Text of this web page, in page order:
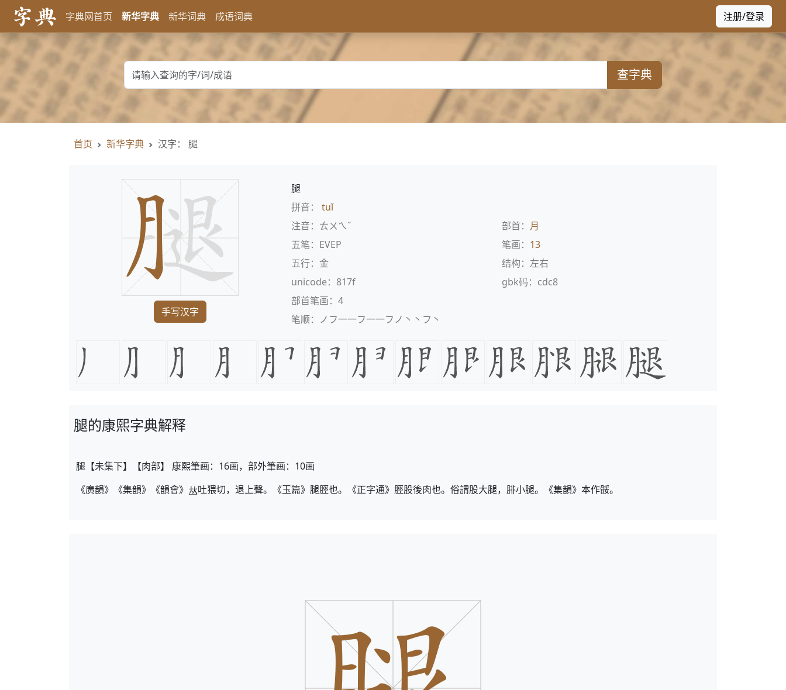
字典网首页 新华字典 新华词典 成语词典 注册/登录
查字典
首页 新华字典 汉字： 腿
手写汉字
腿
拼音： tuǐ
注音：ㄊㄨㄟˇ
部首： 月
五笔：EVEP
笔画： 13
五行：金
结构：左右
unicode：817f
gbk码：cdc8
部首笔画：4
笔顺：ノフ一一フ一一フノ丶丶フ丶
腿的康熙字典解释
腿【未集下】【肉部】 康熙筆画：16画，部外筆画：10画
《廣韻》《集韻》《韻會》
吐猥切，退上聲。《玉篇》腿脛也。《正字通》脛股後肉也。俗謂股大腿，腓小腿。《集韻》本作骽。